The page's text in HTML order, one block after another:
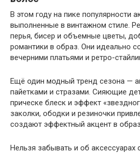
В этом году на пике популярности
выполненные в винтажном стиле.
перья, бисер и объемные цветы,
романтики в образ. Они идеально
вечерними платьями и ретро-
Ещё один модный тренд сезона —
пайетками и стразами. Сияющие
прическе блеск и эффект
заколки, ободки и резиночки
создают эффектный акцент в
Нельзя забывать и об аксессуарах